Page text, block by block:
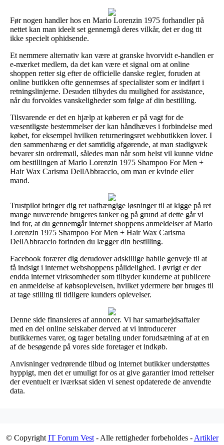
Før nogen handler hos en Mario Lorenzin 1975 forhandler på
nettet kan man ideelt set gennemgå deres vilkår, det er dog tit
ikke specielt ophidsende.
Et nemmere alternativ kan være at granske hvorvidt e-handlen er
e-mærket medlem, da det kan være et signal om at online
shoppen retter sig efter de officielle danske regler, foruden at
online butikken ofte gennemses af specialister som er indført i
retningslinjerne. Desuden tilbydes du mulighed for assistance,
når du forvoldes vanskeligheder som følge af din bestilling.
Tilsvarende er det en hjælp at køberen er på vagt for de
væsentligste bestemmelser der kan håndhæves i forbindelse med
købet, for eksempel hvilken returneringsret webbutikken lover. I
den sammenhæng er det samtidig afgørende, at man stadigvæk
bevarer sin ordremail, således man når som helst vil kunne vidne
om bestillingen af Mario Lorenzin 1975 Shampoo For Men +
Hair Wax Carisma DellAbbraccio, om man er kvinde eller
mand.
Trustpilot bringer dig ret uafhængige løsninger til at kigge på ret
mange nuværende brugeres tanker og på grund af dette går vi
ind for, at du gennemgår internet shoppens anmeldelser af Mario
Lorenzin 1975 Shampoo For Men + Hair Wax Carisma
DellAbbraccio forinden du lægger din bestilling.
Facebook forærer dig derudover adskillige habile genveje til at
få indsigt i internet webshoppens pålidelighed. I øvrigt er der
endda internet virksomheder som tilbyder kunderne at publicere
en anmeldelse af købsoplevelsen, hvilket ydermere bør bruges til
at tage stilling til tidligere kunders oplevelser.
Denne side finansieres af annoncer. Vi har samarbejdsaftaler
med en del online selskaber derved at vi introducerer
butikkernes varer, og tager betaling under forudsætning af at en
af de besøgende på vores side foretager et indkøb.
Anvisninger vedrørende tilbud og internet butikker understøttes
hyppigt, men det er umuligt for os at give garantier imod rettelser
der eventuelt er iværksat siden vi senest opdaterede de anvendte
data.
© Copyright IT Forum Vest- Alle rettigheder forbeholdes - Artikler